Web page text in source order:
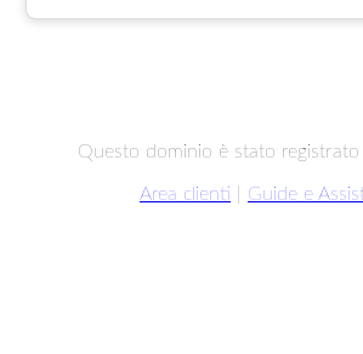
Questo dominio è stato registrato
Area clienti Guide e